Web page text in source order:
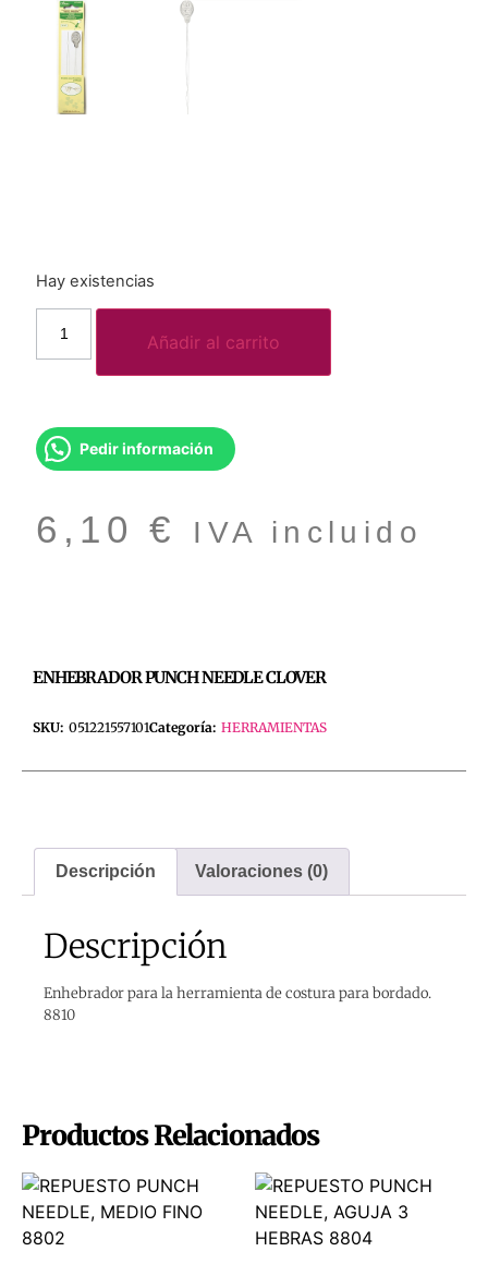
Hay existencias
Añadir al carrito
Pedir información
6,10€ IVA incluido
ENHEBRADOR PUNCH NEEDLE CLOVER
SKU: 051221557101Categoría: HERRAMIENTAS
Descripción Valoraciones (0)
Descripción
Enhebrador para la herramienta de costura para bordado.
8810
Productos Relacionados